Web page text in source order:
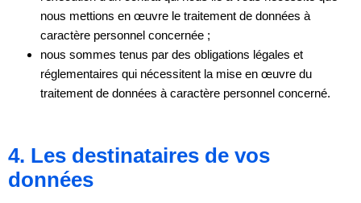
nous mettions en œuvre le traitement de données à
caractère personnel concernée ;
nous sommes tenus par des obligations légales et
réglementaires qui nécessitent la mise en œuvre du
traitement de données à caractère personnel concerné.
4. Les destinataires de vos
données